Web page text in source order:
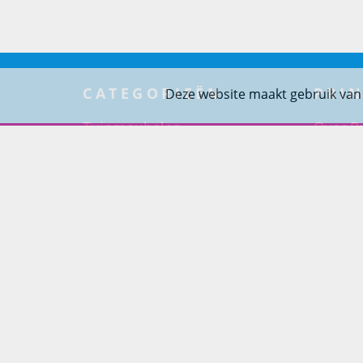
Deze website maakt gebruik
CATEGORIEËN
Tuinmeubelen
Over